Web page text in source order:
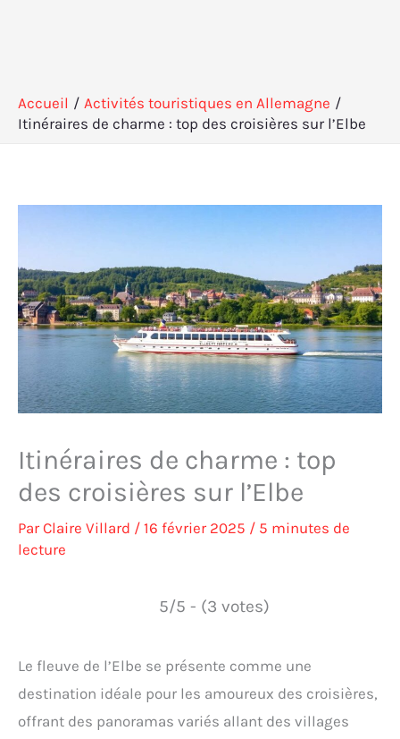
Accueil
Activités touristiques en Allemagne
Itinéraires de charme : top des croisières sur l’Elbe
Itinéraires de charme : top
des croisières sur l’Elbe
ParClaire Villard / 16 février 2025 / 5 minutes de
lecture
5/5 - (3 votes)
Le fleuve de l’Elbe se présente comme une
destination idéale pour les amoureux des croisières,
offrant des panoramas variés allant des villages